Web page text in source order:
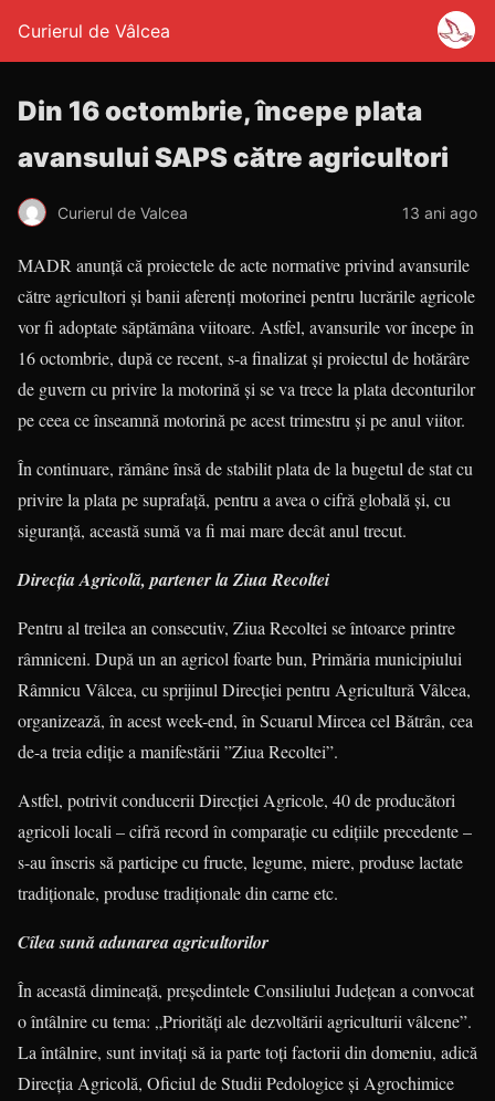
Curierul de Vâlcea
Din 16 octombrie, începe plata
avansului SAPS către agricultori
Curierul de Valcea 13 ani ago
MADR anunţă că proiectele de acte normative privind avansurile
către agricultori şi banii aferenţi motorinei pentru lucrările agricole
vor fi adoptate săptămâna viitoare. Astfel, avansurile vor începe în
16 octombrie, după ce recent, s-a finalizat şi proiectul de hotărâre
de guvern cu privire la motorină şi se va trece la plata deconturilor
pe ceea ce înseamnă motorină pe acest trimestru şi pe anul viitor.
În continuare, rămâne însă de stabilit plata de la bugetul de stat cu
privire la plata pe suprafaţă, pentru a avea o cifră globală şi, cu
siguranţă, această sumă va fi mai mare decât anul trecut.
Direcţia Agricolă, partener la Ziua Recoltei
Pentru al treilea an consecutiv, Ziua Recoltei se întoarce printre
râmniceni. După un an agricol foarte bun, Primăria municipiului
Râmnicu Vâlcea, cu sprijinul Direcţiei pentru Agricultură Vâlcea,
organi­zează, în acest week-end, în Scuarul Mircea cel Bătrân, cea
de-a treia ediţie a manifestării ”Ziua Recoltei”.
Astfel, potrivit conducerii Direcţiei Agricole, 40 de producători
agricoli locali – cifră record în comparaţie cu ediţiile precedente –
s-au înscris să participe cu fructe, legume, miere, produse lactate
tradiţionale, produse tradiţionale din carne etc.
Cîlea sună adunarea agricultorilor
În această dimineaţă, preşedintele Con­siliului Judeţean a convocat
o întâl­nire cu tema: „Priorităţi ale dez­voltării agriculturii vâlcene”.
La întâlnire, sunt invitaţi să ia parte toţi factorii din domeniu, adică
Direcţia Agricolă, Oficiul de Studii Pedologice şi Agrochimice